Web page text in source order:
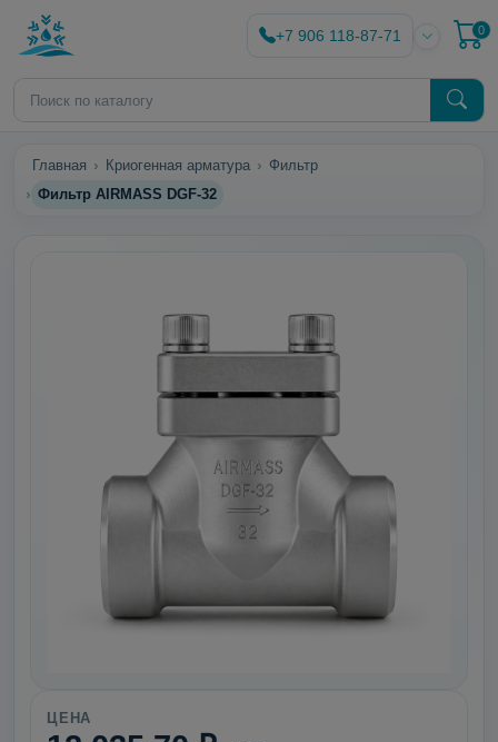
+7 906 118-87-71 0
Главная Криогенная арматура
Фильтр
Фильтр AIRMASS DGF-32
ЦЕНА